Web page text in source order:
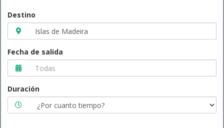
Destino
Fecha de salida
Duración